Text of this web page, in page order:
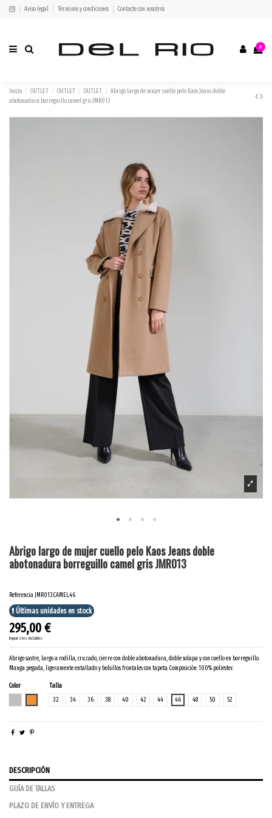
Aviso legal Términos y condiciones Contacte con nosotros
0
Inicio OUTLET OUTLET OUTLET
Abrigo largo de mujer cuello pelo Kaos Jeans doble
abotonadura borreguillo camel gris JMR013
Abrigo largo de mujer cuello pelo Kaos Jeans doble
abotonadura borreguillo camel gris JMR013
ReferenciaJMR013.CAMEL.46
Últimas unidades en stock
295,00 €
Impuestos incluidos
Abrigo sastre, largo a rodilla, cruzado, cierre con doble abotonadura, doble solapa y con cuello en borreguillo.
Manga pegada, ligeramente entallado y bolsillos frontales con tapeta. Composición: 100% poliester.
Color
Talla
32
34 36 38 40 42 44 46 48 50 52
DESCRIPCIÓN
GUÍA DE TALLAS
PLAZO DE ENVÍO Y ENTREGA